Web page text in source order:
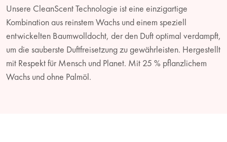
Unsere CleanScent Technologie ist eine einzigartige
Kombination aus reinstem Wachs und einem speziell
entwickelten Baumwolldocht, der den Duft optimal verdampft,
um die sauberste Duftfreisetzung zu gewährleisten. Hergestellt
mit Respekt für Mensch und Planet. Mit 25 % pflanzlichem
Wachs und ohne Palmöl.